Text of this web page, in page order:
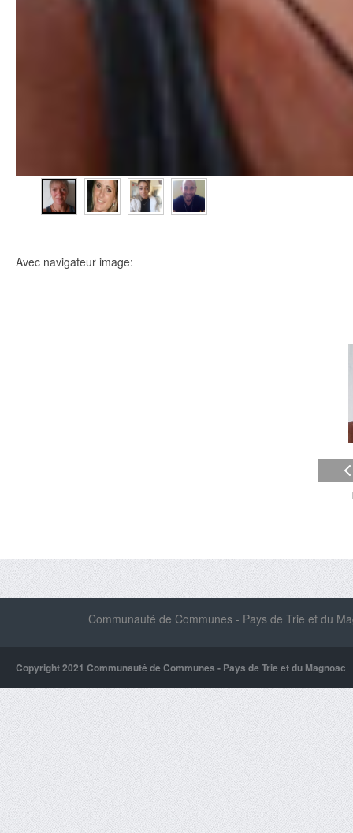
Avec navigateur image:
Communauté de Communes - Pays de Trie et du
Copyright 2021 Communauté de Communes - Pays de Trie et du Magnoac